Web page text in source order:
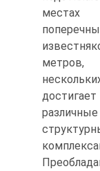
местах